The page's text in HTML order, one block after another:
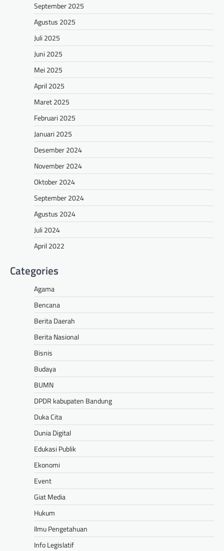
September 2025
Agustus 2025
Juli 2025
Juni 2025
Mei 2025
April 2025
Maret 2025
Februari 2025
Januari 2025
Desember 2024
November 2024
Oktober 2024
September 2024
Agustus 2024
Juli 2024
April 2022
Categories
Agama
Bencana
Berita Daerah
Berita Nasional
Bisnis
Budaya
BUMN
DPDR kabupaten Bandung
Duka Cita
Dunia Digital
Edukasi Publik
Ekonomi
Event
Giat Media
Hukum
Ilmu Pengetahuan
Info Legislatif